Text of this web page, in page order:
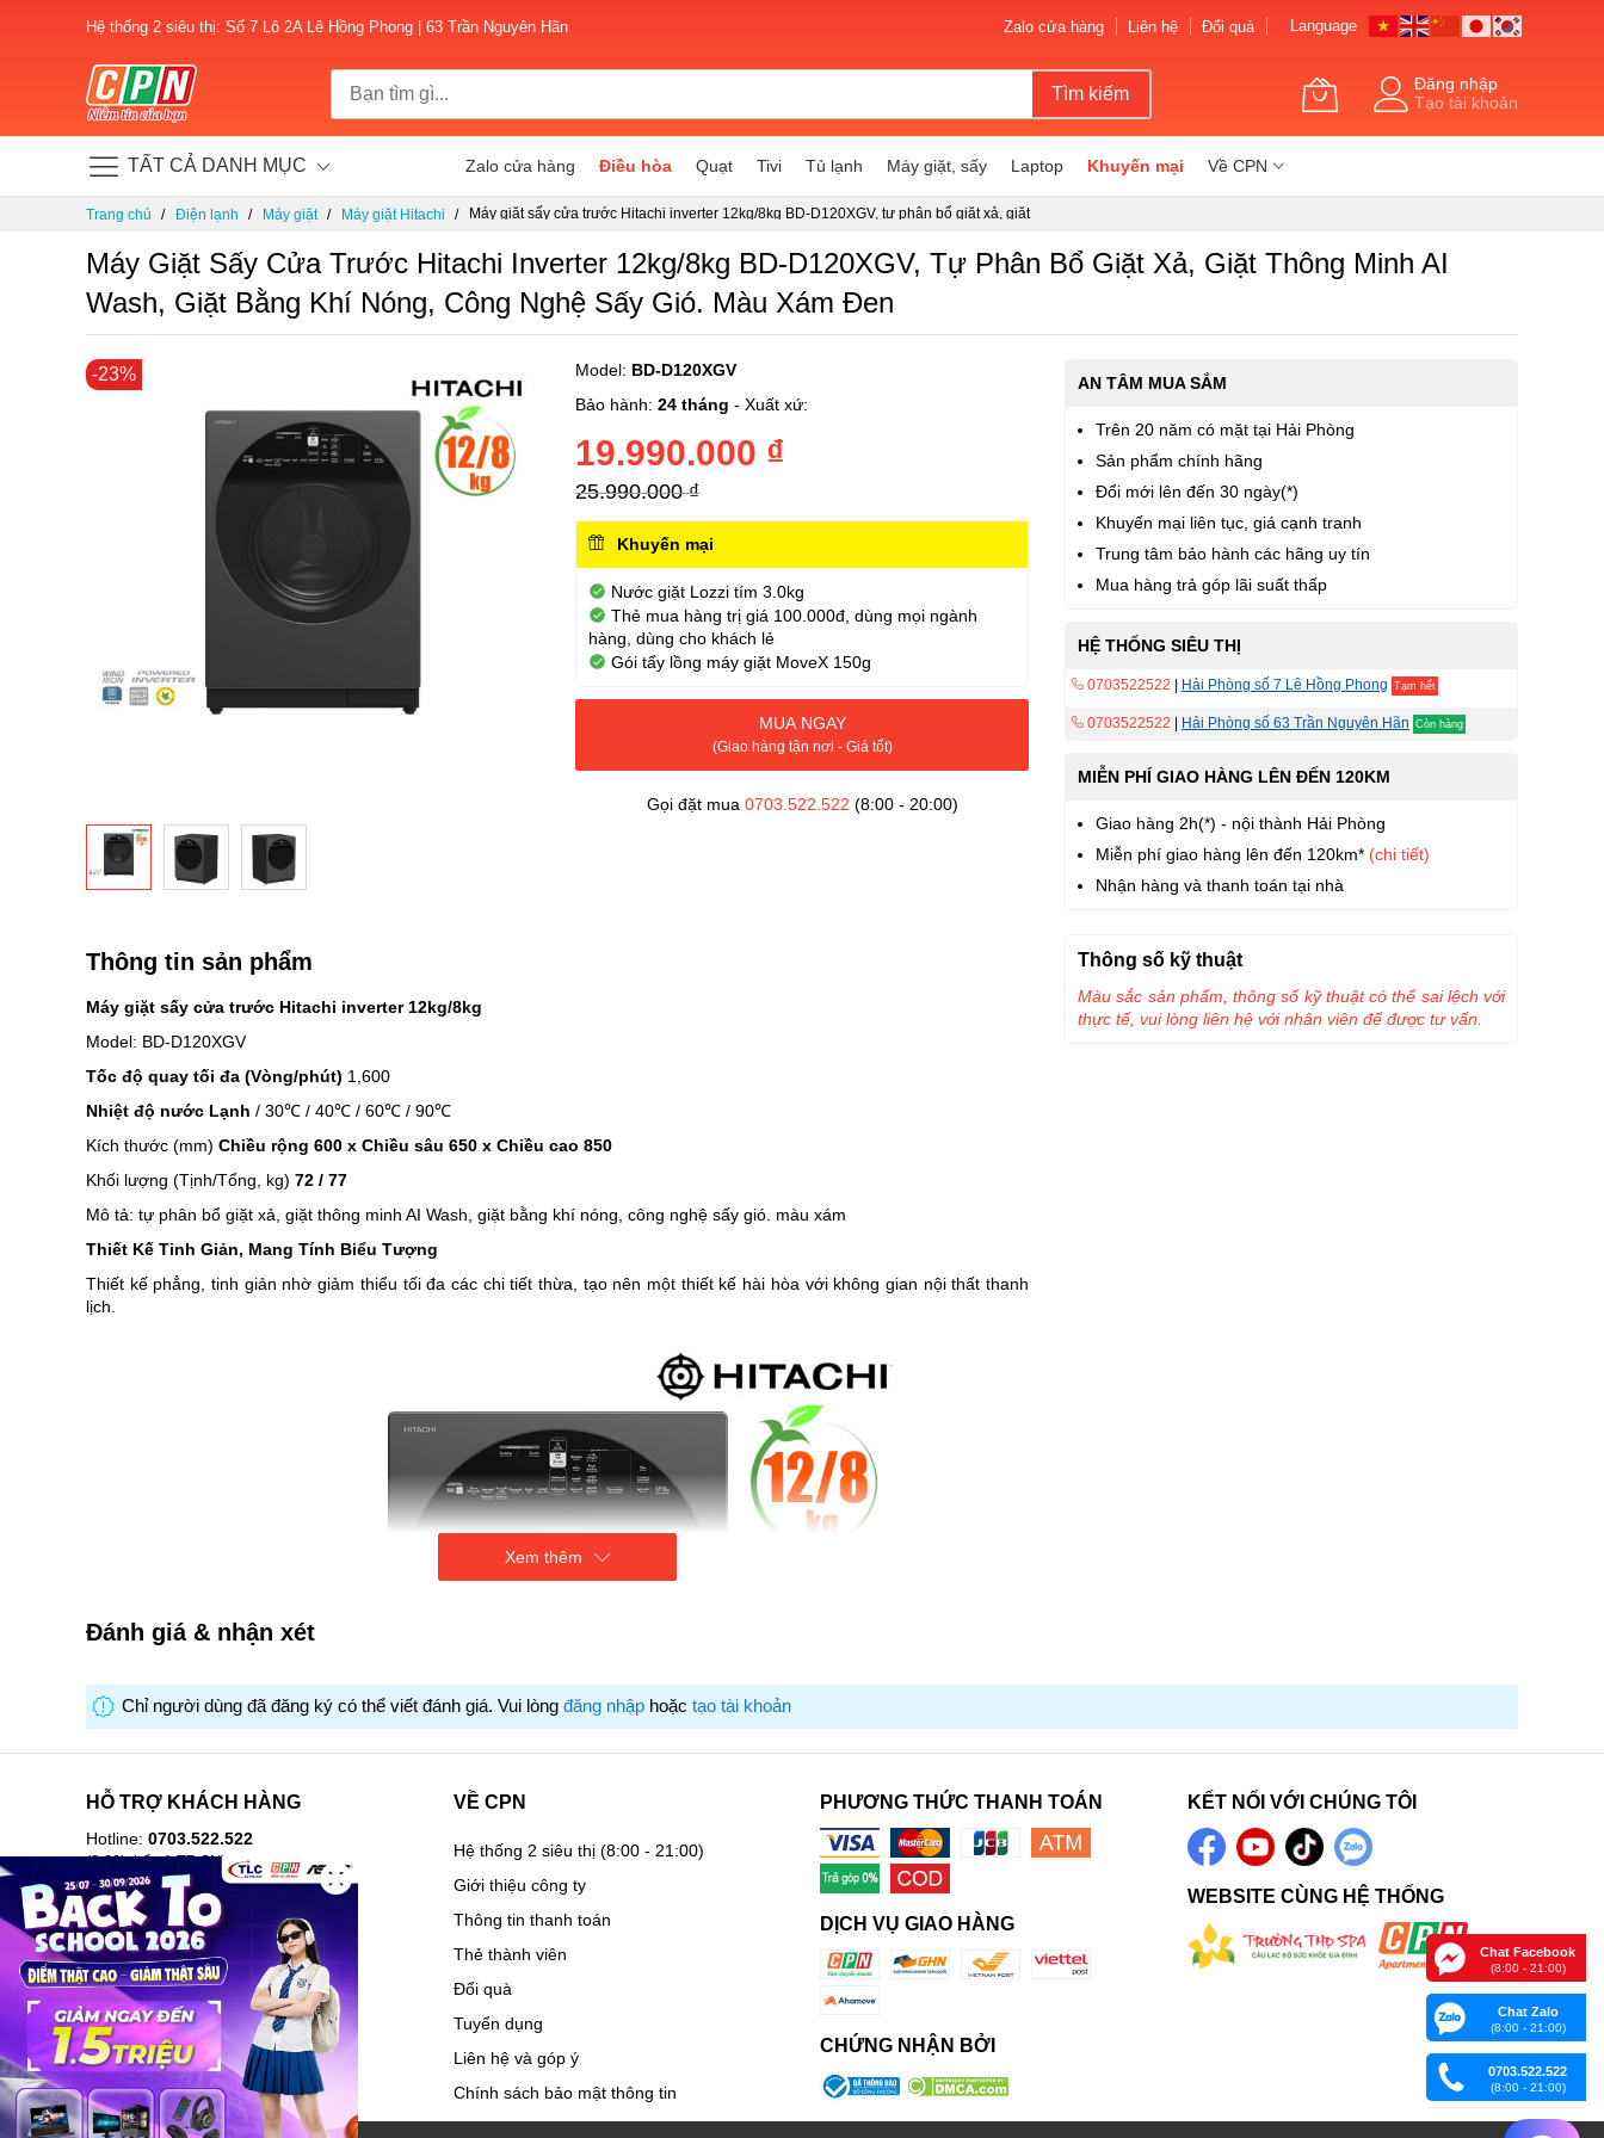
Hệ thống 2 siêu thị: Số 7 Lô 2A Lê Hồng Phong | 63 Trần Nguyên Hãn Zalo cửa hàng Liên hệ Đổi quà Language
TẤT CẢ DANH MỤC
Tìm kiếm
Đăng nhập
Tạo tài khoản
Zalo cửa hàng Điều hòa Quạt Tivi Tủ lạnh Máy giặt, sấy Laptop Khuyến mại Về CPN
Trang chủ Điện lạnh Máy giặt Máy giặt Hitachi
Máy giặt sấy cửa trước Hitachi inverter 12kg/8kg BD-D120XGV, tự phân bổ giặt xả, giặt
Máy Giặt Sấy Cửa Trước Hitachi Inverter 12kg/8kg BD-D120XGV, Tự Phân Bổ Giặt Xả, Giặt Thông Minh AI
Wash, Giặt Bằng Khí Nóng, Công Nghệ Sấy Gió. Màu Xám Đen
Chuyển
đến
phần
của
viện
hình
-23% Model: BD-D120XGV
Bảo hành: 24 tháng - Xuất xứ:
19.990.000 ₫
25.990.000 ₫
Khuyến mại
Nước giặt Lozzi tím 3.0kg
Thẻ mua hàng trị giá 100.000đ, dùng mọi ngành
hàng, dùng cho khách lẻ
Gói tẩy lồng máy giặt MoveX 150g
MUA NGAY
(Giao hàng tận nơi - Giá tốt)
Gọi đặt mua 0703.522.522 (8:00 - 20:00)
AN TÂM MUA SẮM
Trên 20 năm có mặt tại Hải Phòng
Sản phẩm chính hãng
Đổi mới lên đến 30 ngày(*)
Khuyến mại liên tục, giá cạnh tranh
Trung tâm bảo hành các hãng uy tín
Mua hàng trả góp lãi suất thấp
HỆ THỐNG SIÊU THỊ
0703522522 Hải Phòng số 7 Lê Hồng Phong Tạm hết
0703522522 Hải Phòng số 63 Trần Nguyên Hãn Còn hàng
MIỄN PHÍ GIAO HÀNG LÊN ĐẾN 120KM
Giao hàng 2h(*) - nội thành Hải Phòng
Miễn phí giao hàng lên đến 120km* (chi tiết)
Nhận hàng và thanh toán tại nhà
Thông tin sản phẩm
Máy giặt sấy cửa trước Hitachi inverter 12kg/8kg
Model: BD-D120XGV
Tốc độ quay tối đa (Vòng/phút) 1,600
Nhiệt độ nước Lạnh / 30℃ / 40℃ / 60℃ / 90℃
Kích thước (mm) Chiều rộng 600 x Chiều sâu 650 x Chiều cao 850
Khối lượng (Tịnh/Tổng, kg) 72 / 77
Mô tả: tự phân bổ giặt xả, giặt thông minh AI Wash, giặt bằng khí nóng, công nghệ sấy gió. màu xám
Thiết Kế Tinh Giản, Mang Tính Biểu Tượng
Thiết kế phẳng, tinh giản nhờ giảm thiểu tối đa các chi tiết thừa, tạo nên một thiết kế hài hòa với không gian nội thất thanh
lịch.
Làm Phẳng Các Vết Nhăn Bằng Luồng Gió Tốc Độ Cao Khoảng 270km/h*
Công Nghệ Sấy Gió Wind Iron
Xem thêm
Thông số kỹ thuật
Màu sắc sản phẩm, thông số kỹ thuật có thể sai lệch với
thực tế, vui lòng liên hệ với nhân viên để được tư vấn.
Đánh giá & nhận xét
Chỉ người dùng đã đăng ký có thể viết đánh giá. Vui lòng đăng nhập hoặc tạo tài khoản
HỖ TRỢ KHÁCH HÀNG
Hotline: 0703.522.522
(8-20h kể cả T7,CN)
Hướng dẫn mua hàng
Câu hỏi thường gặp
Lịch sử mua hàng
Hóa đơn điện tử
Vận chuyển và giao nhận
Hướng dẫn trả góp
Chính sách bảo hành, đổi trả
VỀ CPN
Hệ thống 2 siêu thị(8:00 - 21:00)
Giới thiệu công ty
Thông tin thanh toán
Thẻ thành viên
Đổi quà
Tuyển dụng
Liên hệ và góp ý
Chính sách bảo mật thông tin
PHƯƠNG THỨC THANH TOÁN
DỊCH VỤ GIAO HÀNG
CHỨNG NHẬN BỞI
KẾT NỐI VỚI CHÚNG TÔI
WEBSITE CÙNG HỆ THỐNG
Chat Facebook
(8:00 - 21:00)
Chat Zalo
(8:00 - 21:00)
0703.522.522
(8:00 - 21:00)